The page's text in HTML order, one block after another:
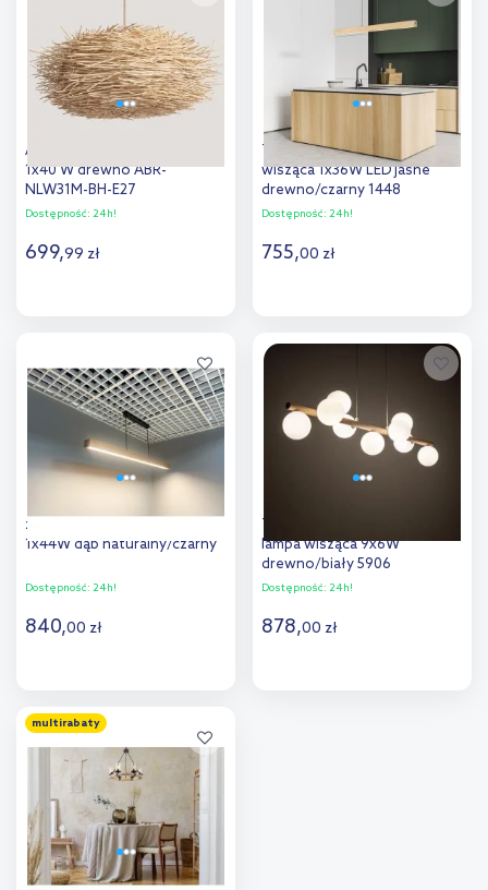
porównania porównania
Abruzzo Boho lampa wisząca
1x40 W drewno ABR-
NLW31M-BH-E27
Dostępność: 24h!
699,99 zł
porównania
TK Lighting Teo lampa
wisząca 1x36W LED jasne
drewno/czarny 1448
Dostępność: 24h!
755,00 zł
porównania
zoomLED lampa wisząca
1x44W dąb naturalny/czarny
Dostępność: 24h!
840,00 zł
Dodaj do
porównania
TK Lighting Estera Wood
lampa wisząca 9x6W
drewno/biały 5906
Dostępność: 24h!
878,00 zł
multirabaty